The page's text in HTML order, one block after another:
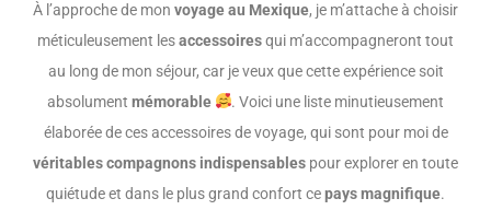
À l’approche de mon voyage au Mexique, je m’attache à choisir
méticuleusement lesaccessoiresqui m’accompagneront tout
au long de mon séjour, car je veux que cette expérience soit
absolument mémorable
. Voici une liste minutieusement
élaborée de ces accessoires de voyage, qui sont pour moi de
véritables compagnons indispensables pour explorer en toute
quiétude et dans le plus grand confort cepays magnifique.